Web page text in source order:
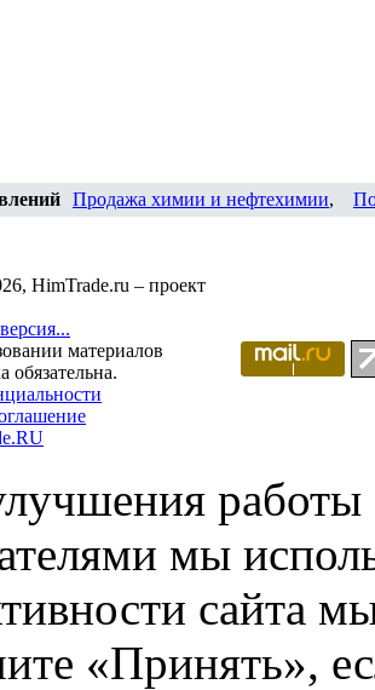
Продажа химии и нефтехимии,
HimTrade.ru – проект
материалов
обязательна.
работы
мы
сайта
«Принять»,